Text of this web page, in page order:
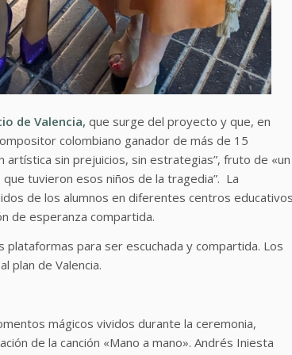
de Valencia, que surge del proyecto y que, en
colombiano ganador de más de 15
sin prejuicios, sin estrategias”, fruto de «un
tuvieron esos niños de la tragedia”. La
de los alumnos en diferentes centros
de esperanza compartida.
para ser escuchada y compartida. Los
plan de Valencia.
mágicos vividos durante la ceremonia,
de la canción «Mano a mano». Andrés Iniesta